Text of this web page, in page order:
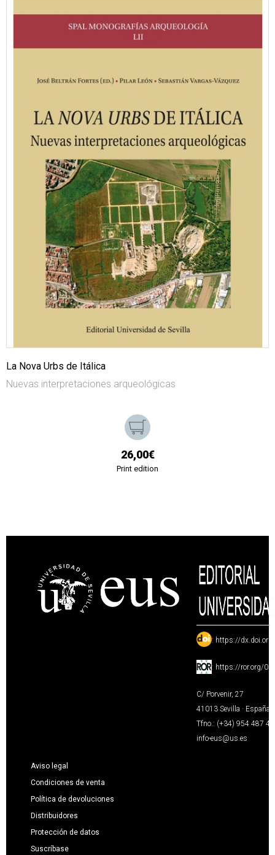
La Nova Urbs de Itálica
Nuevas interpretaciones arqueológicas
26,00€
Print edition
: https://
: https://ror.org/
C/ Porvenir, 27
41013 Sevilla · España
Tfno.: (+34) 954 487
info-eus@us.es
Aviso legal
Condiciones de venta
Política de devoluciones
Distribuidores
Protección de datos
Suscríbase